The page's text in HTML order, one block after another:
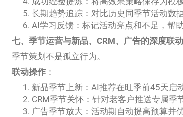
长期趋势追踪：对比历史同季节活动数
AI学习反馈：标记活动亮点和不足，帮
七、季节运营与新品、CRM、广告的深度联动
季节策划不是孤立行为。
联动操作 ：
新品季节上新：AI推荐在旺季前45天启
CRM季节关怀：针对老客户推送专属季
广告季节放大：活动期自动提高预算并